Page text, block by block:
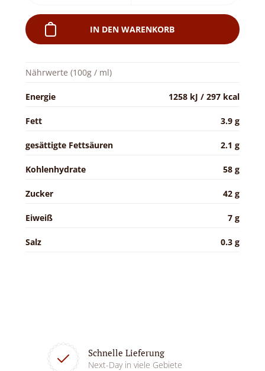
IN DEN WARENKORB
Nährwerte (100g / ml)
Energie 1258 kJ / 297 kcal
Fett 3.9 g
gesättigte Fettsäuren 2.1 g
Kohlenhydrate 58 g
Zucker 42 g
Eiweiß 7 g
Salz 0.3 g
Schnelle Lieferung
Next-Day in viele Gebiete